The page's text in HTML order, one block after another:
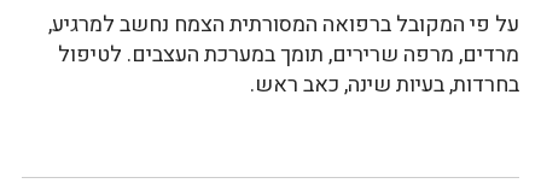
על פי המקובל ברפואה המסורתית הצמח נחשב למרגיע,
מרדים, מרפה שרירים, תומך במערכת העצבים. לטיפול
בחרדות, בעיות שינה, כאב ראש.